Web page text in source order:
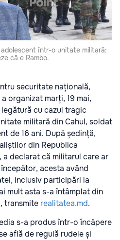
într-o unitate militară:
că e Rambo.
securitate națională,
organizat marți, 19 mai,
cu cazul tragic
militară din Cahul, soldat
de 16 ani. După ședință,
din Republica
declarat că militarul care ar
acesta având
inclusiv participări la
mult asta s-a întâmplat din
transmite realitatea.md.
s-a produs într-o încăpere
află de regulă rudele și